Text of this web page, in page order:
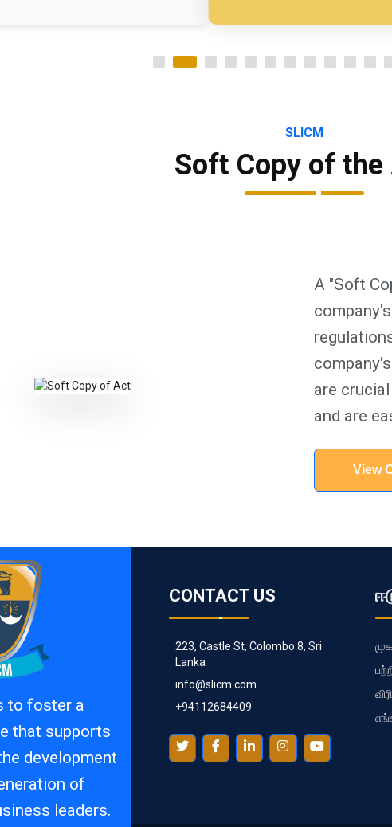
SLICM
Soft Copy of the
A "Soft
are
and are
View
to foster a
that supports
development
of
leaders.
CONTACT US
223, Castle St, Colombo 8, Sri
Lanka
info@slicm.com
+94112684409